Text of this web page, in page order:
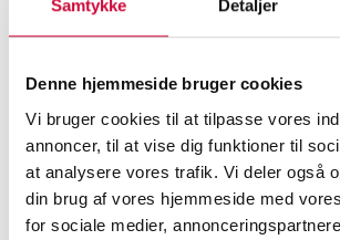
Samtykke Detaljer
Denne hjemmeside bruger cookies
Vi bruger cookies til at tilpasse vores
annoncer, til at vise dig funktioner til
at analysere vores trafik. Vi deler også
din brug af vores hjemmeside med
for sociale medier,
рабочих местах и равные
профессионального развития.
В Klokkerholm мы постоянно
инициативы по улучшению
наших работников, в том
направленные на сокращение
ДТП.